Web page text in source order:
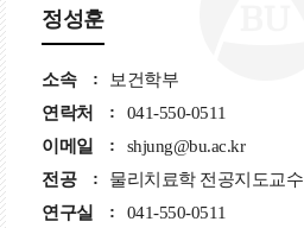
정성훈
소속
보건학부
연락처
041-550-0511
이메일
shjung@bu.ac.kr
전공
물리치료학 전공지도교수
연구실
041-550-0511